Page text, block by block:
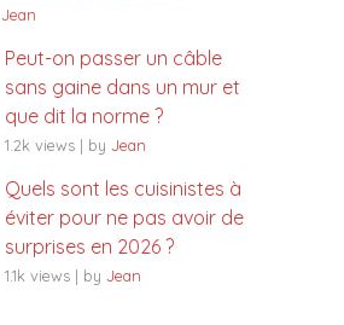
Jean
Peut-on passer un câble
sans gaine dans un mur et
que dit la norme ?
1.2k views | by Jean
Quels sont les cuisinistes à
éviter pour ne pas avoir de
surprises en 2026 ?
1.1k views | by Jean